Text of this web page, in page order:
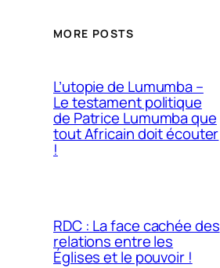
MORE POSTS
L’utopie de Lumumba –
Le testament politique
de Patrice Lumumba que
tout Africain doit écouter
!
RDC : La face cachée des
relations entre les
Églises et le pouvoir !